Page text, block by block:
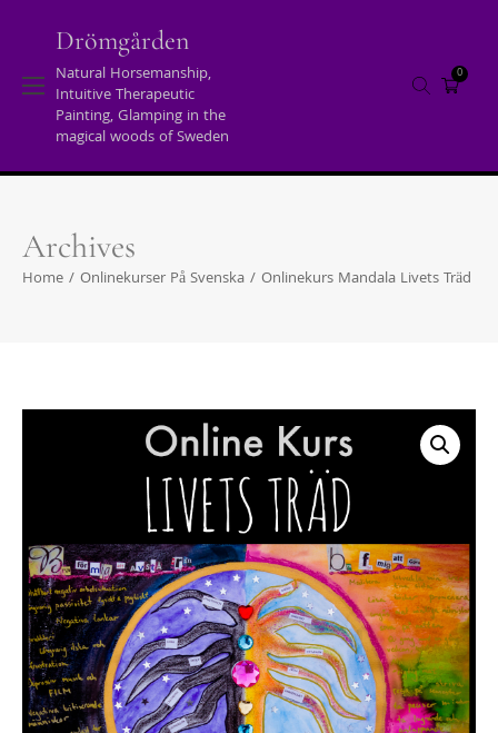
Drömgården
Natural Horsemanship,
Intuitive Therapeutic
Painting, Glamping in the
magical woods of Sweden
0
Archives
Home / Onlinekurser På Svenska / Onlinekurs Mandala Livets Träd